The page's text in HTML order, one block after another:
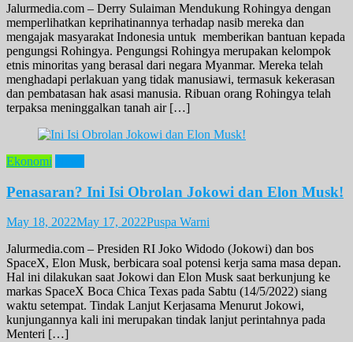
Jalurmedia.com – Derry Sulaiman Mendukung Rohingya dengan
memperlihatkan keprihatinannya terhadap nasib mereka dan
mengajak masyarakat Indonesia untuk memberikan bantuan kepada
pengungsi Rohingya. Pengungsi Rohingya merupakan kelompok
etnis minoritas yang berasal dari negara Myanmar. Mereka telah
menghadapi perlakuan yang tidak manusiawi, termasuk kekerasan
dan pembatasan hak asasi manusia. Ribuan orang Rohingya telah
terpaksa meninggalkan tanah air […]
Ekonomi
Penasaran? Ini Isi Obrolan Jokowi dan Elon Musk!
May 18, 2022May 17, 2022Puspa Warni
Jalurmedia.com – Presiden RI Joko Widodo (Jokowi) dan bos
SpaceX, Elon Musk, berbicara soal potensi kerja sama masa depan.
Hal ini dilakukan saat Jokowi dan Elon Musk saat berkunjung ke
markas SpaceX Boca Chica Texas pada Sabtu (14/5/2022) siang
waktu setempat. Tindak Lanjut Kerjasama Menurut Jokowi,
kunjungannya kali ini merupakan tindak lanjut perintahnya pada
Menteri […]